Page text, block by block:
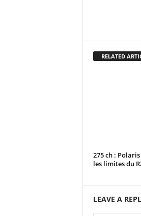
RELATED
275 ch :
les limites du
LEAVE A